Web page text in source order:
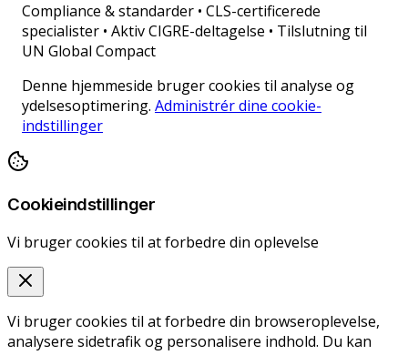
Compliance & standarder • CLS-certificerede
specialister • Aktiv CIGRE-deltagelse • Tilslutning til
UN Global Compact
Denne hjemmeside bruger cookies til analyse og
ydelsesoptimering. Administrér dine cookie-
indstillinger
Cookieindstillinger
Vi bruger cookies til at forbedre din oplevelse
Vi bruger cookies til at forbedre din browseroplevelse,
analysere sidetrafik og personalisere indhold. Du kan